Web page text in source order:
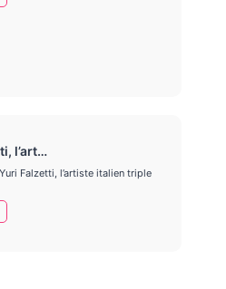
l’art…
Yuri Falzetti, l’artiste italien triple